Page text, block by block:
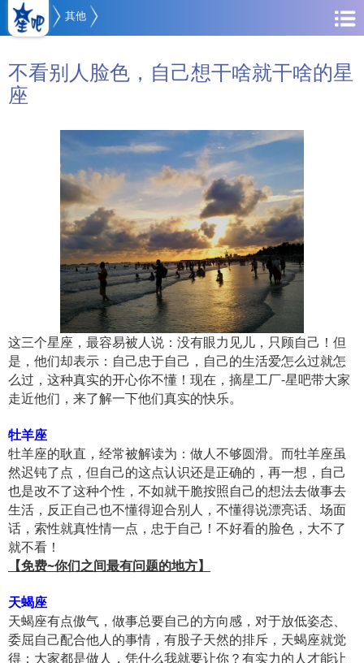
其他
不看别人脸色，自己想干啥就干啥的星
座
这三个星座，最容易被人说：没有眼力见儿，只顾自己！但
是，他们却表示：自己忠于自己，自己的生活爱怎么过就怎
么过，这种真实的开心你不懂！现在，摘星工厂-星吧带大家
走近他们，来了解一下他们真实的快乐。
牡羊座
牡羊座的耿直，经常被解读为：做人不够圆滑。而牡羊座虽
然迟钝了点，但自己的这点认识还是正确的，再一想，自己
也是改不了这种个性，不如就干脆按照自己的想法去做事去
生活，反正自己也不懂得迎合别人，不懂得说漂亮话、场面
话，索性就真性情一点，忠于自己！不好看的脸色，大不了
就不看！
【免费~你们之间最有问题的地方】
天蝎座
天蝎座有点傲气，做事总要自己的方向感，对于放低姿态、
委屈自己配合他人的事情，有股子天然的排斥，天蝎座就觉
得：大家都是做人，凭什么我就要让你？有实力的人才能让